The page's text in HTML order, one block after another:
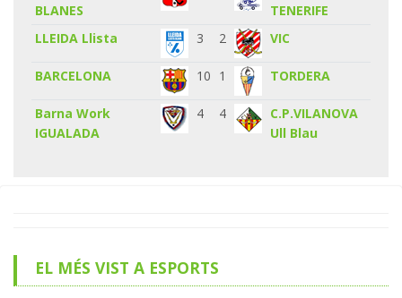
BLANES
TENERIFE
LLEIDA Llista
3 2 VIC
BARCELONA 10 1 TORDERA
Barna Work
IGUALADA
4 4
C.P.VILANOVA
Ull Blau
EL MÉS VIST A ESPORTS